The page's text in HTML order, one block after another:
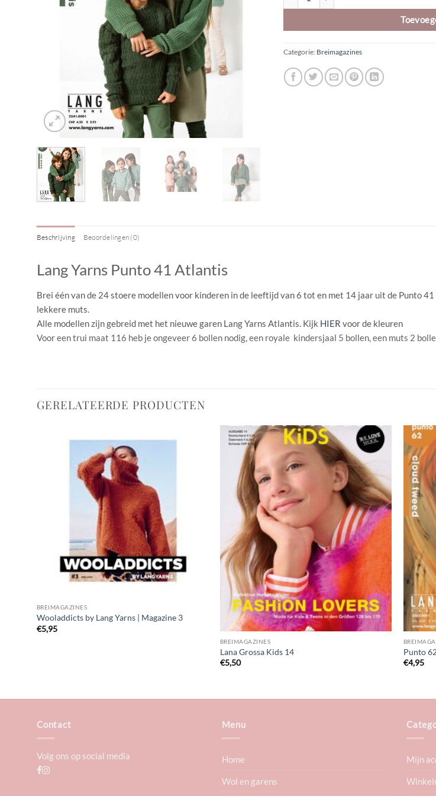
Categorie: Breimagazines
Beschrijving Beoordelingen (0)
Lang Yarns Punto 41 Atlantis
Brei één van de 24 stoere modellen voor kinderen in de leeftijd van 6 tot en met 14 jaar uit de Punto
lekkere muts.
Alle modellen zijn gebreid met het nieuwe garen Lang Yarns Atlantis. Kijk HIER voor de kleuren
Voor een trui maat 116 heb je ongeveer 6 bollen nodig, een royale kindersjaal 5 bollen, een muts 2
GERELATEERDE PRODUCTEN
BREIMAGAZINES
Wooladdicts by Lang Yarns | Magazine 3
€5,95
BREIMAGAZINES
Lana Grossa Kids 14
€5,50
Punto
€4,95
Contact
Volg ons op social media
Menu
Home
Wol en garens
Mijn